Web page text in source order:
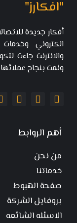
"افكارز"
أفكار جديدة
الكتروني
والانترنت جاءت
ونمت بنجاح
أهم الروابط
من نحن
خدماتنا
صفحة الهبوط
بروفايل الشركة
الاسئله الشائعه